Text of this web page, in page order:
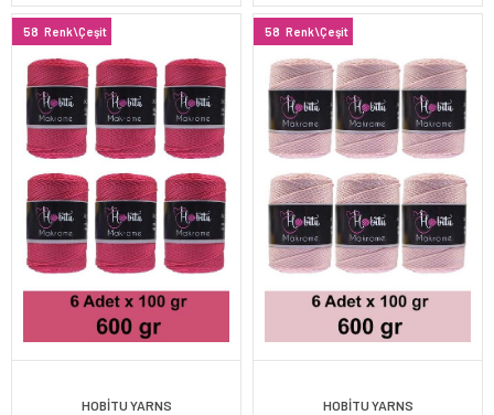
58 Renk\Çeşit
HOBİTU YARNS
58 Renk\Çeşit
HOBİTU YARNS